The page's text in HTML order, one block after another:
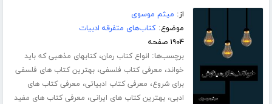
از: میثم موسوی
موضوع:کتاب‌های متفرقه ادبیات
۱۹۰۴ صفحه
برچسب‌ها: انواع کتاب رمان،کتابهای مذهبی که باید
خواند، معرفی کتاب فلسفی،بهترین کتاب های فلسفی
برای شروع، معرفی کتاب ادبیاتی، معرفی کتاب های
ادبی،بهترین کتاب های ایرانی، معرفی کتاب های مفید